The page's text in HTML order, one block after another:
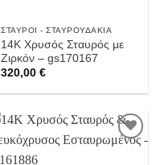
ΣΤΑΥΡΟΊ - ΣΤΑΥΡΟΥΔΆΚΙΑ
14Κ Χρυσός Σταυρός με
Ζιρκόν – gs170167
320,00€